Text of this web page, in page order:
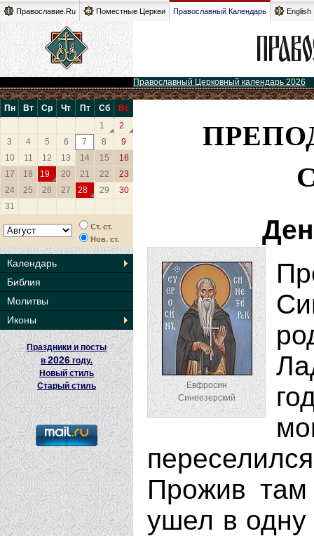
Православие.Ru Поместные Церкви Православный Календарь English
Православный Церковный календарь 2026
Пн Вт Ср Чт Пт Сб
Вс
1
2
3
4 5 6 7 8
9
10
11 12 13 14 15
16
17
18 19 20 21 22
23
24
25 26 27 28 29
30
31
Ст. ст.
Нов. ст.
Календарь
Библия
Молитвы
Иконы
Праздники и посты
в 2026 году.
Новый стиль
Старый стиль
Евфросин
Синеезерский
Прожив там
ушел в одну